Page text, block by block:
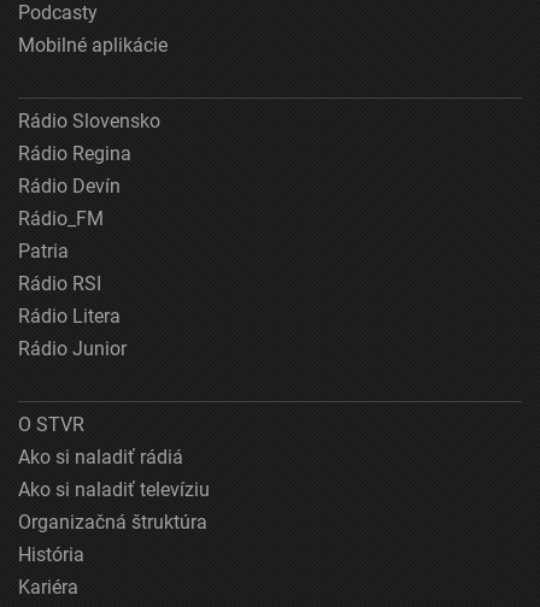
Podcasty
Mobilné aplikácie
Rádio Slovensko
Rádio Regina
Rádio Devín
Rádio_FM
Patria
Rádio RSI
Rádio Litera
Rádio Junior
O STVR
Ako si naladiť rádiá
Ako si naladiť televíziu
Organizačná štruktúra
História
Kariéra